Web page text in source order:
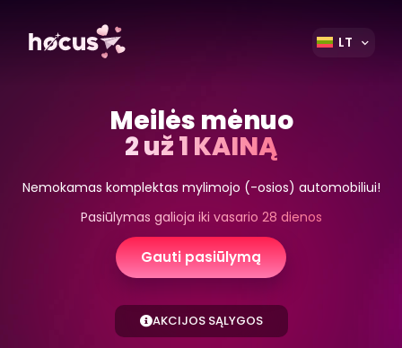
LT
Meilės mėnuo
2 už 1 KAINĄ
Nemokamas komplektas mylimojo (-osios) automobiliui!
Pasiūlymas galioja iki vasario 28 dienos
Gauti pasiūlymą
AKCIJOS SĄLYGOS